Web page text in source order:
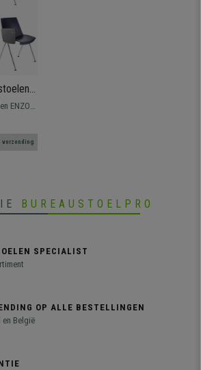
ENZO
avant-
verzending
BUREAUSTOELPRO
SPECIALIST
OP ALLE BESTELLINGEN
en België